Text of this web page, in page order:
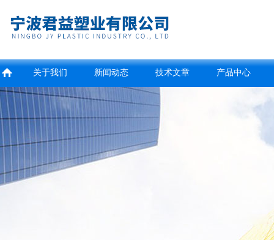
关于我们 新闻动态 技术文章 产品中心